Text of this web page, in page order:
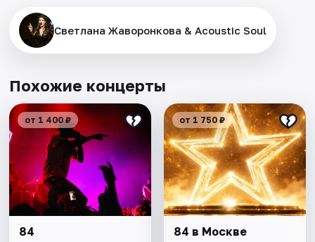
Светлана Жаворонкова & Acoustic Soul
Похожие концерты
от 1 400 ₽
84
от 1 750 ₽
84 в Москве